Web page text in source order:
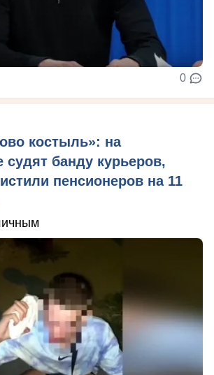
0
костыль»: на
судят банду курьеров,
пенсионеров на 11